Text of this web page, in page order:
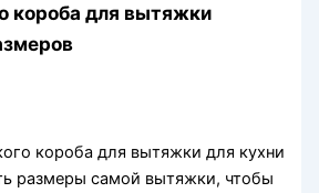
короба для вытяжки
короба для вытяжки для кухни
размеры самой вытяжки, чтобы